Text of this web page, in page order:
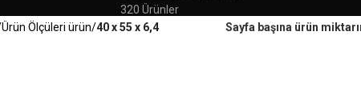
320 Ürünler
Ürün Ölçüleri ürün 40 x 55 x 6,4 Sayfa başına ürün